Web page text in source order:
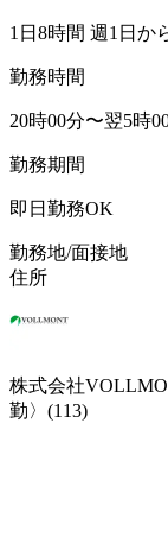
1日8時間 週1日か
勤務時間
20時00分〜翌5時
勤務期間
即日勤務OK
勤務地/面接地
住所
株式会社
勤〉(113)